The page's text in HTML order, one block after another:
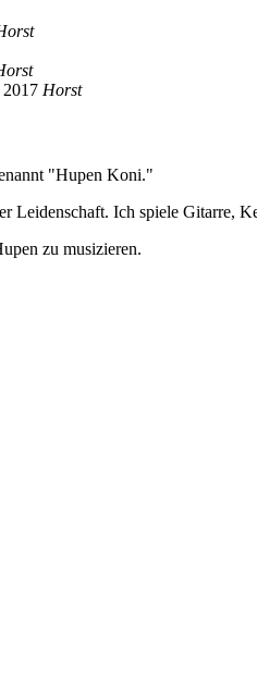
Horst
"Hupen Koni."
Leidenschaft. Ich spiele Gitarre,
zu musizieren.